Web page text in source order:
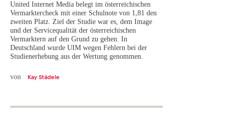
United Internet Media belegt im österreichischen
Vermarktercheck mit einer Schulnote von 1,81 den
zweiten Platz. Ziel der Studie war es, dem Image
und der Servicequalität der österreichischen
Vermarktern auf den Grund zu gehen. In
Deutschland wurde UIM wegen Fehlern bei der
Studienerhebung aus der Wertung genommen.
von Kay Städele